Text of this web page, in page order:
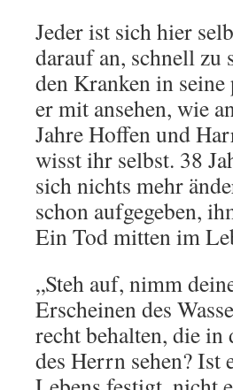
Jeder ist sich hier
darauf an, schnell zu
den Kranken in
er mit ansehen, wie
Jahre Hoffen und
wisst ihr selbst. 38
sich nichts mehr
schon aufgegeben,
Ein Tod mitten im
„Steh auf, nimm
Erscheinen des
recht behalten, die in
des Herrn sehen? Ist